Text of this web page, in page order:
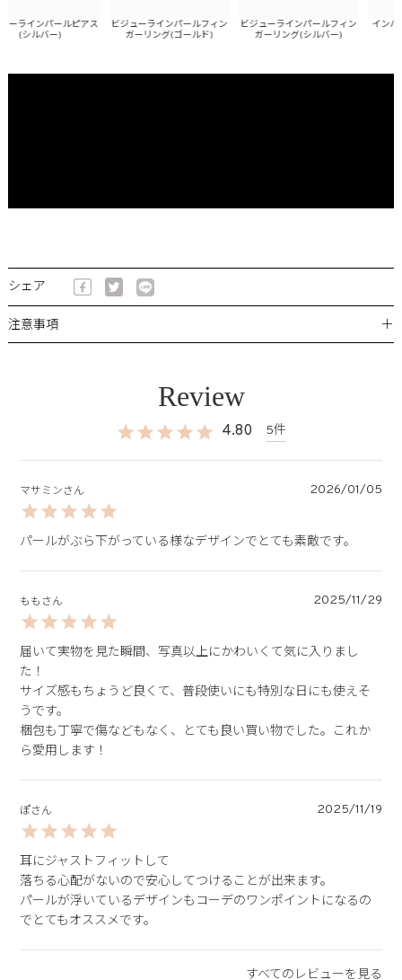
ラインパールピアス
(シルバー)
ビジューラインパールフィン
ガーリング(ゴールド)
ビジューラインパールフィン
ガーリング(シルバー)
インパ
シェア
注意事項 ＋
4.80 5
マサミン 2026/01/05
パールがぶら下がっている様なデザインでとても素敵です。
もも 2025/11/29
届いて実物を見た瞬間、写真以上にかわいくて気に入りまし
た！
サイズ感もちょうど良くて、普段使いにも特別な日にも使えそ
うです。
梱包も丁寧で傷などもなく、とても良い買い物でした。これか
ら愛用します！
ぽ 2025/11/19
耳にジャストフィットして
落ちる心配がないので安心してつけることが出来ます。
パールが浮いているデザインもコーデのワンポイントになるの